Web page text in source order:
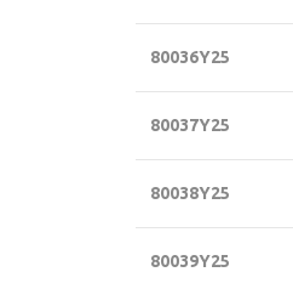
80036Υ25
80037Υ25
80038Υ25
80039Υ25